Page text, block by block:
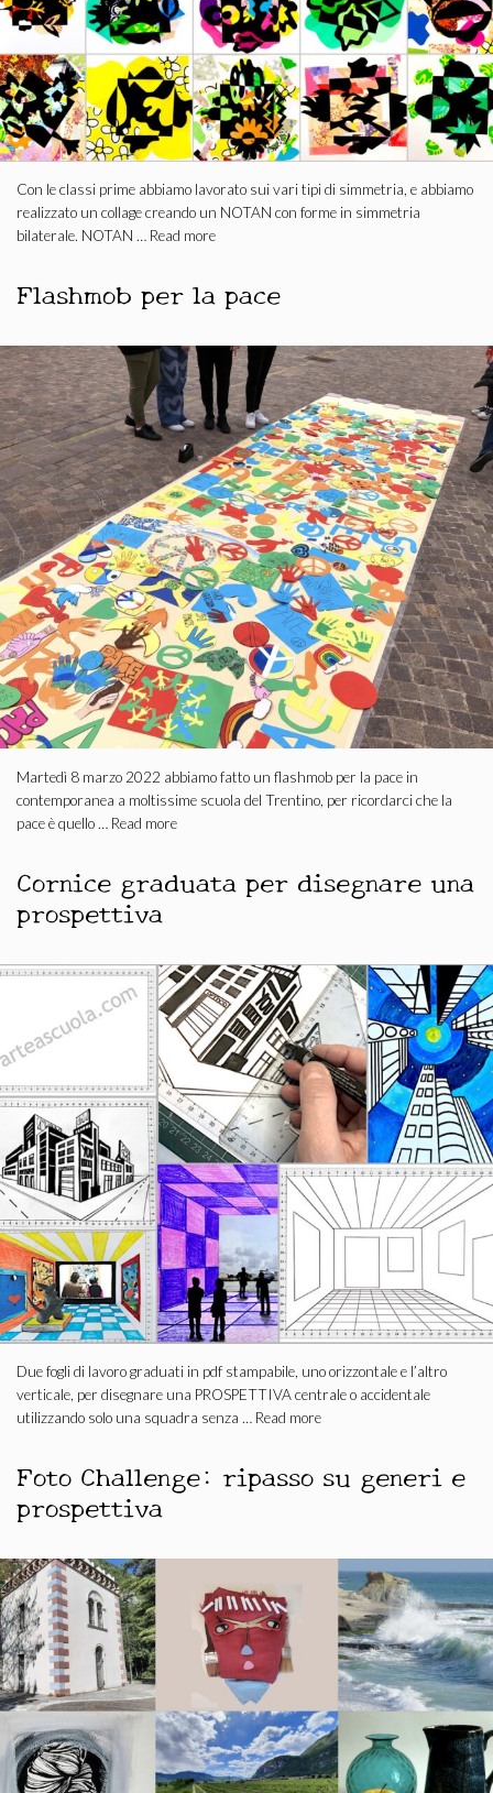
Con le classi prime abbiamo lavorato sui vari tipi di simmetria, e abbiamo
realizzato un collage creando un NOTAN con forme in simmetria
bilaterale. NOTAN … Read more
Flashmob per la pace
Martedì 8 marzo 2022 abbiamo fatto un flashmob per la pace in
contemporanea a moltissime scuola del Trentino, per ricordarci che la
pace è quello … Read more
Cornice graduata per disegnare una
prospettiva
Due fogli di lavoro graduati in pdf stampabile, uno orizzontale e l’altro
verticale, per disegnare una PROSPETTIVA centrale o accidentale
utilizzando solo una squadra senza … Read more
Foto Challenge: ripasso su generi e
prospettiva